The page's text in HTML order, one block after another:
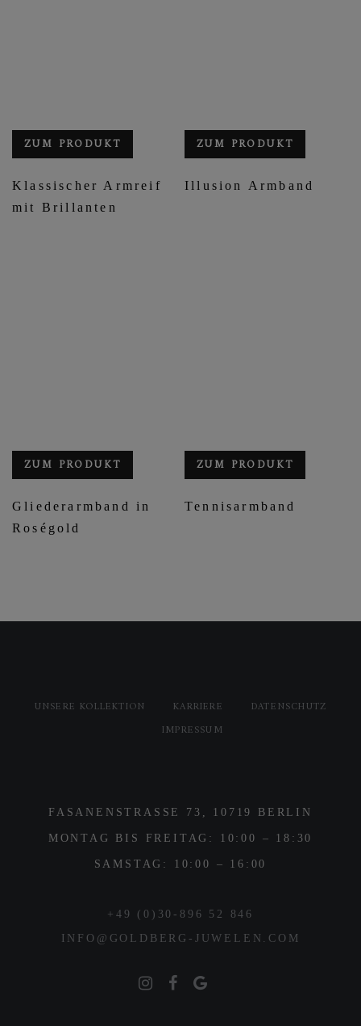
ZUM PRODUKT
Klassischer Armreif
mit Brillanten
ZUM PRODUKT
Illusion Armband
ZUM PRODUKT
Gliederarmband in
Roségold
ZUM PRODUKT
Tennisarmband
UNSERE KOLLEKTION KARRIERE
DATENSCHUTZ
IMPRESSUM
FASANENSTRASSE 73, 10719 BERLIN
MONTAG BIS FREITAG: 10:00 – 18:30
SAMSTAG: 10:00 – 16:00
+49 (0)30-896 52 846
INFO@GOLDBERG-JUWELEN.COM